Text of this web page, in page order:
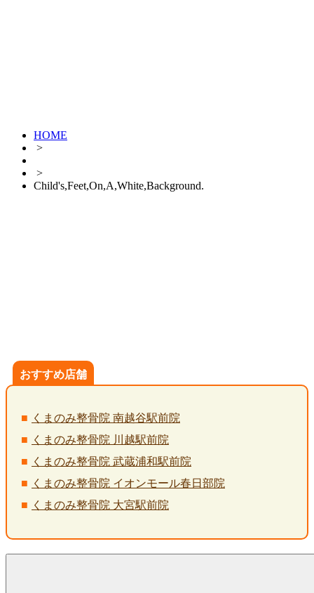
HOME
>
>
Child's,Feet,On,A,White,Background.
おすすめ店舗
くまのみ整骨院 南越谷駅前院
くまのみ整骨院 川越駅前院
くまのみ整骨院 武蔵浦和駅前院
くまのみ整骨院 イオンモール春日部院
くまのみ整骨院 大宮駅前院